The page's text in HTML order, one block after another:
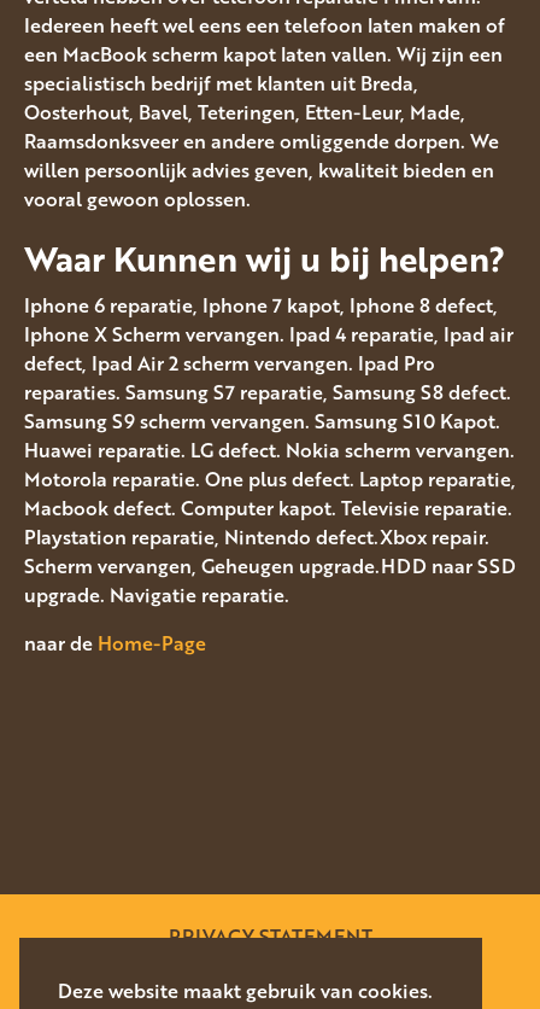
Deze website maakt gebruik van cookies.
Iedereen heeft wel eens een telefoon laten maken of
een MacBook scherm kapot laten vallen. Wij zijn een
specialistisch bedrijf met klanten uit Breda,
Oosterhout, Bavel, Teteringen, Etten-Leur, Made,
Raamsdonksveer en andere omliggende dorpen. We
willen persoonlijk advies geven, kwaliteit bieden en
vooral gewoon oplossen.
Waar Kunnen wij u bij helpen?
Iphone 6 reparatie, Iphone 7 kapot, Iphone 8 defect,
Iphone X Scherm vervangen. Ipad 4 reparatie, Ipad air
defect, Ipad Air 2 scherm vervangen. Ipad Pro
reparaties. Samsung S7 reparatie, Samsung S8 defect.
Samsung S9 scherm vervangen. Samsung S10 Kapot.
Huawei reparatie. LG defect. Nokia scherm vervangen.
Motorola reparatie. One plus defect. Laptop reparatie,
Macbook defect. Computer kapot. Televisie reparatie.
Playstation reparatie, Nintendo defect.Xbox repair.
Scherm vervangen, Geheugen upgrade.HDD naar SSD
upgrade. Navigatie reparatie.
naar de Home-Page
PRIVACY STATEMENT